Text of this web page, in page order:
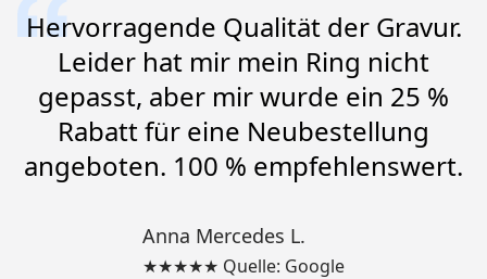
Hervorragende Qualität der Gravur.
Leider hat mir mein Ring nicht
gepasst, aber mir wurde ein 25 %
Rabatt für eine Neubestellung
angeboten. 100 % empfehlenswert.
Anna Mercedes L.
★★★★★ Quelle: Google